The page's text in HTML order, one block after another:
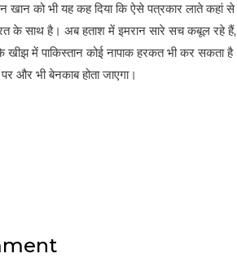
खान को भी यह कह दिया कि ऐसे पत्रकार लाते कहां
के साथ है। अब हताश में इमरान सारे सच कबूल रहे
खीझ में पाकिस्तान कोई नापाक हरकत भी कर
और भी बेनकाब होता जाएगा।